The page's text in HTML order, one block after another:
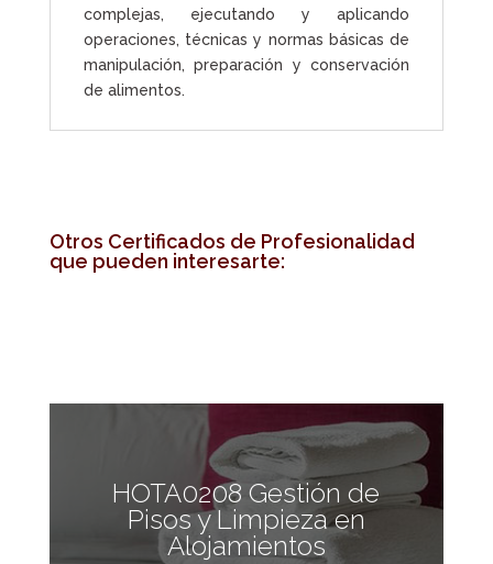
complejas, ejecutando y aplicando
operaciones, técnicas y normas básicas de
manipulación, preparación y conservación
de alimentos.
Otros Certificados de Profesionalidad
que pueden interesarte:
HOTA0208 Gestión de
Pisos y Limpieza en
Alojamientos